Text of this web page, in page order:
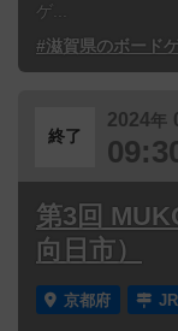
ゲ...
#滋賀県のボード
終了
2024年
第3回
向日市）
京都府